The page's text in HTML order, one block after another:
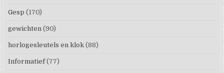
Gesp (170)
gewichten (90)
horlogesleutels en klok (88)
Informatief (77)